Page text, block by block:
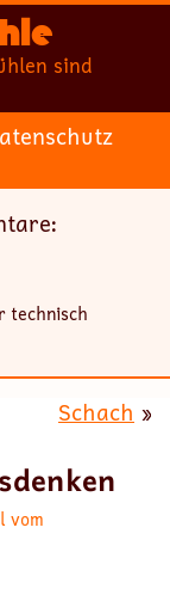
sind
technisch
Schach »
vom